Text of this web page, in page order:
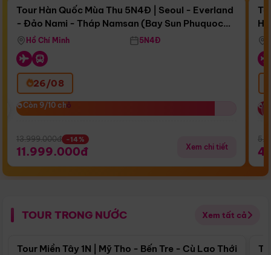
Còn17 ngày 04:37:25
Bay Sun Phuquoc Airways
Tour Hàn Quốc Mùa Thu 5N4Đ | Seoul - Everland
- Đảo Nami - Tháp Namsan (Bay Sun Phuquoc
Airways)
Hồ Chí Minh 5N4Đ
26/08
Còn 9/10 chỗ
Còn 9/10 chỗ
13.999.000đ -14%
11.999.000đ Xem chi tiết
TOUR TRONG NƯỚC Xem tất cả
Điểm nổi bật
Tour Miền Tây 1N | Mỹ Tho - Bến Tre - Cù Lao Thới